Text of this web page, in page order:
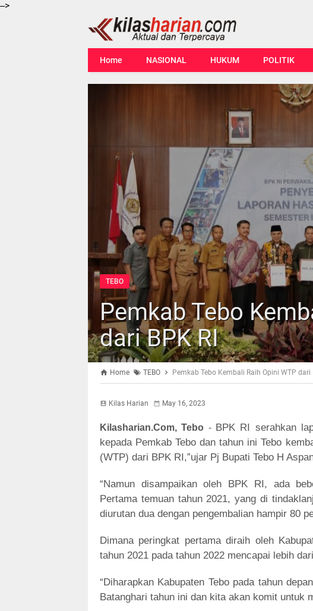
-->
Home NASIONAL HUKUM POLITIK
TEBO
Pemkab Tebo
dari BPK RI
Home TEBO Pemkab Tebo Kembali Raih Opini WTP dari
Kilas Harian May 16, 2023
Kilasharian.Com, Tebo - BPK RI serahkan
kepada Pemkab Tebo dan tahun ini Tebo
(WTP) dari BPK RI,”ujar Pj Bupati Tebo H
“Namun disampaikan oleh BPK RI, ada
Pertama temuan tahun 2021, yang di
diurutan dua dengan pengembalian hampir 80
Dimana peringkat pertama diraih oleh
tahun 2021 pada tahun 2022 mencapai lebih
“Diharapkan Kabupaten Tebo pada tahun
Batanghari tahun ini dan kita akan komit untuk